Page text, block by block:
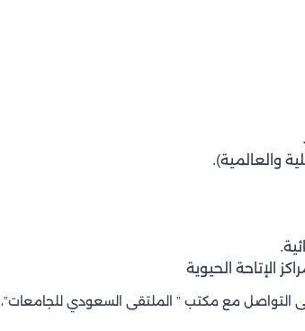
والعالمية).
الإتاحة الحيوية
التواصل مع مكتب ” الملتقى السعودي للجامعات”،